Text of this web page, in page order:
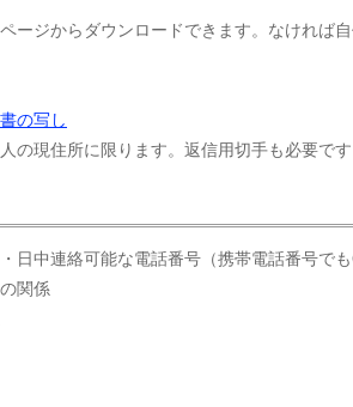
ージからダウンロードできます。なければ
の写し
の現住所に限ります。返信用切手も必要です
日中連絡可能な電話番号（携帯電話番号でも
関係